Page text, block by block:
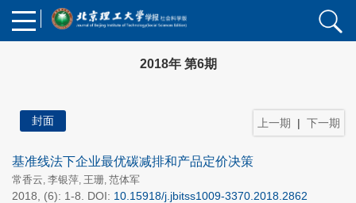
2018年 第6期
上一期 | 下一期
封面
基准线法下企业最优碳减排和产品定价决策
常香云, 李银萍, 王珊, 范体军
2018, (6): 1-8. DOI: 10.15918/j.jbitss1009-3370.2018.2862